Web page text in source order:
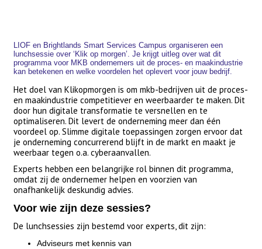
LIOF en Brightlands Smart Services Campus organiseren een
lunchsessie over ‘Klik op morgen’. Je krijgt uitleg over wat dit
programma voor MKB ondernemers uit de proces- en maakindustrie
kan betekenen en welke voordelen het oplevert voor jouw bedrijf.
Het doel van Klikopmorgen is om mkb-bedrijven uit de proces-
en maakindustrie competitiever en weerbaarder te maken. Dit
door hun digitale transformatie te versnellen en te
optimaliseren. Dit levert de onderneming meer dan één
voordeel op. Slimme digitale toepassingen zorgen ervoor dat
je onderneming concurrerend blijft in de markt en maakt je
weerbaar tegen o.a. cyberaanvallen.
Experts hebben een belangrijke rol binnen dit programma,
omdat zij de ondernemer helpen en voorzien van
onafhankelijk deskundig advies.
Voor wie zijn deze sessies?
De lunchsessies zijn bestemd voor experts, dit zijn:
Adviseurs met kennis van